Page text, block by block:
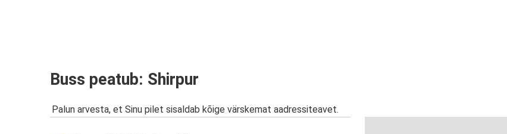
Buss peatub: Shirpur
Palun arvesta, et Sinu pilet sisaldab kõige värskemat aadressiteavet.